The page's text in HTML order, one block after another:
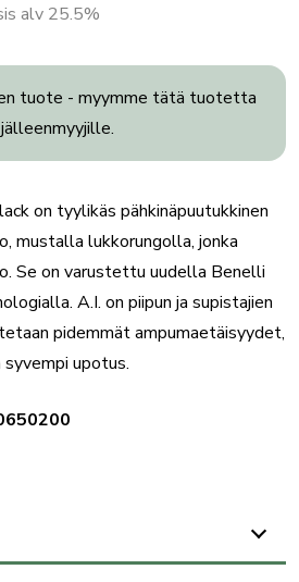
alv 25.5%
tuote - myymme tätä tuotetta
on tyylikäs pähkinäpuutukkinen
mustalla lukkorungolla, jonka
Se on varustettu uudella Benelli
A.I. on piipun ja supistajien
pidemmät ampumaetäisyydet,
syvempi upotus.